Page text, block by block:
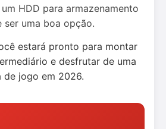
HDD para armazenamento
ser uma boa opção.
estará pronto para montar
e desfrutar de uma
de jogo em 2026.